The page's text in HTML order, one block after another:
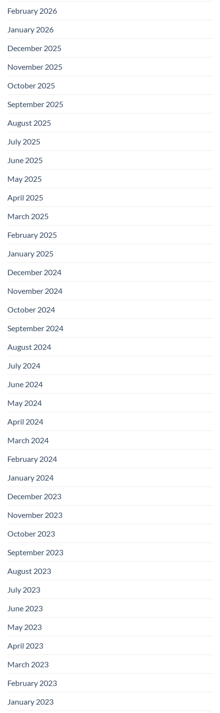
February 2026
January 2026
December 2025
November 2025
October 2025
September 2025
August 2025
July 2025
June 2025
May 2025
April 2025
March 2025
February 2025
January 2025
December 2024
November 2024
October 2024
September 2024
August 2024
July 2024
June 2024
May 2024
April 2024
March 2024
February 2024
January 2024
December 2023
November 2023
October 2023
September 2023
August 2023
July 2023
June 2023
May 2023
April 2023
March 2023
February 2023
January 2023